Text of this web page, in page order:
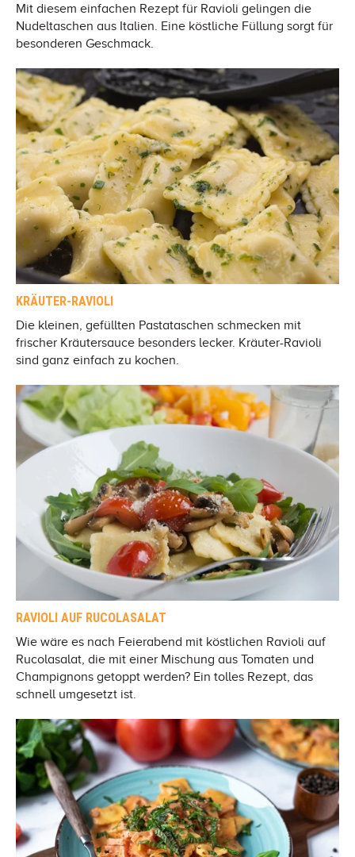
Mit diesem einfachen Rezept für Ravioli gelingen die
Nudeltaschen aus Italien. Eine köstliche Füllung sorgt für
besonderen Geschmack.
KRÄUTER-RAVIOLI
Die kleinen, gefüllten Pastataschen schmecken mit
frischer Kräutersauce besonders lecker. Kräuter-Ravioli
sind ganz einfach zu kochen.
RAVIOLI AUF RUCOLASALAT
Wie wäre es nach Feierabend mit köstlichen Ravioli auf
Rucolasalat, die mit einer Mischung aus Tomaten und
Champignons getoppt werden? Ein tolles Rezept, das
schnell umgesetzt ist.